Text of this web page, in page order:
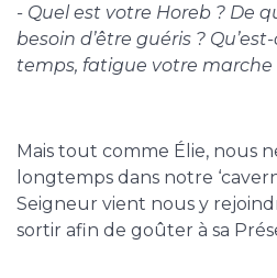
- Quel est votre Horeb ? De
besoin d’être guéris ?
temps, fatigue votre marche
Mais tout comme Élie, nous
longtemps dans notre
Seigneur vient nous y
sortir afin de goûter à sa